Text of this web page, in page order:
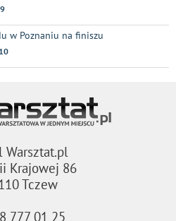
9
w Poznaniu na finiszu
10
Warsztat.pl
Krajowej 86
Tczew
777 01 25